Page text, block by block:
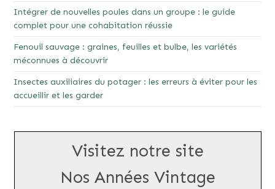
Intégrer de nouvelles poules dans un groupe : le guide
complet pour une cohabitation réussie
Fenouil sauvage : graines, feuilles et bulbe, les variétés
méconnues à découvrir
Insectes auxiliaires du potager : les erreurs à éviter pour les
accueillir et les garder
Visitez notre site
Nos Années Vintage